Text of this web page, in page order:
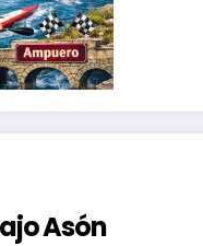
Asón